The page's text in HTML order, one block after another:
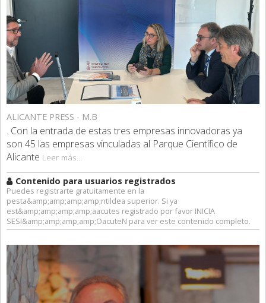
ALICANTE PRESS - M.B
. Con la entrada de estas tres empresas innovadoras ya
son 45 las empresas vinculadas al Parque Científico de
Alicante Leer más...
Contenido para usuarios registrados
Puedes registrarte gratuitamente en la
pesta&amp;amp;amp;amp;ntildea superior. Si ya
est&amp;amp;amp;amp;aacutes registrado por favor INICIA
SESI&amp;amp;amp;amp;OacuteN para ver este contenido completo.